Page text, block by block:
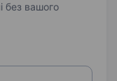
без вашого